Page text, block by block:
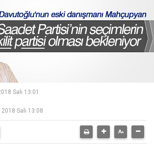
Salı 13:01
Salı 13:08